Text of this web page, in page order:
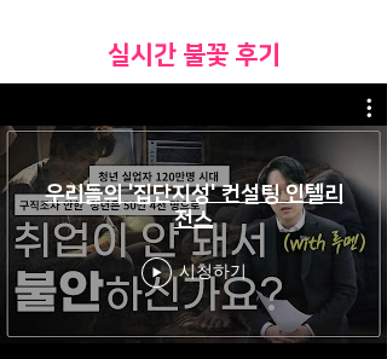
​실시간 불꽃 후기
우리들의 '집단지성' 컨설팅 인텔리
전스
시청하기